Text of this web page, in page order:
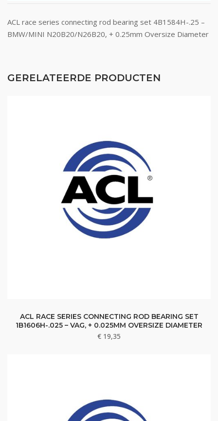
ACL race series connecting rod bearing set 4B1584H-.25 –
BMW/MINI N20B20/N26B20, + 0.25mm Oversize Diameter
GERELATEERDE PRODUCTEN
ACL RACE SERIES CONNECTING ROD BEARING SET
1B1606H-.025 – VAG, + 0.025MM OVERSIZE DIAMETER
€ 19,35